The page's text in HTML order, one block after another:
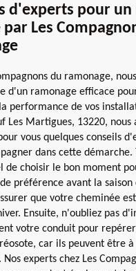
d'experts pour un
Les
du ramonage,
d'un ramonage efficace
performance de vos
Les Martigues, 13220, nous
vous quelques conseils
dans cette démarche.
de choisir le bon moment
préférence avant la saison
que votre cheminée
Ensuite, n'oubliez pas
votre conduit pour
car ils peuvent être
experts chez Les